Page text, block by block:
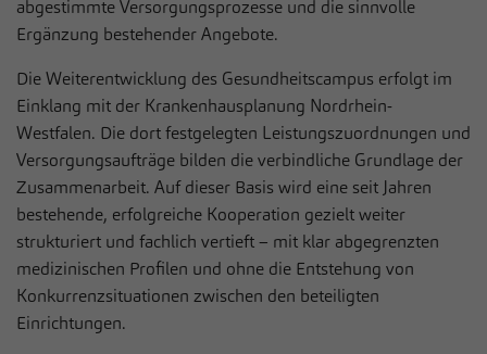
abgestimmte Versorgungsprozesse und die sinnvolle
Ergänzung bestehender Angebote.
Die Weiterentwicklung des Gesundheitscampus erfolgt im
Einklang mit der Krankenhausplanung Nordrhein-
Westfalen. Die dort festgelegten Leistungszuordnungen und
Versorgungsaufträge bilden die verbindliche Grundlage der
Zusammenarbeit. Auf dieser Basis wird eine seit Jahren
bestehende, erfolgreiche Kooperation gezielt weiter
strukturiert und fachlich vertieft – mit klar abgegrenzten
medizinischen Profilen und ohne die Entstehung von
Konkurrenzsituationen zwischen den beteiligten
Einrichtungen.
Laufzeit
Zweck
Dieses Cookie wird verwendet, um Ihre
Cookie-Einstellungen für diese Website zu
speichern.
Name fe_typo_user / PHPSESSID
Anbieter Sportklinik Hellersen
Laufzeit Session
Live-Chat
Auf unserer Webseite nutzen wir den Zendesk-Chat, eine Live-
werden die Nachrichten und die Daten, die über den Live-Chat
eingehen, bearbeitet und dokumentiert. Der Zendesk-Chat dient
dem Zweck einer direkten Kommunikation in Echtzeit
(sogenannter Live-Chat) mit Besuchern der eigenen Webseite.
Anbieter Zendesk
Laufzeit 1 Jahr
Statistiken
Statistik Cookies erfassen Informationen anonym. Diese
Informationen helfen uns zu verstehen, wie unsere Besucher
unsere Website nutzen.